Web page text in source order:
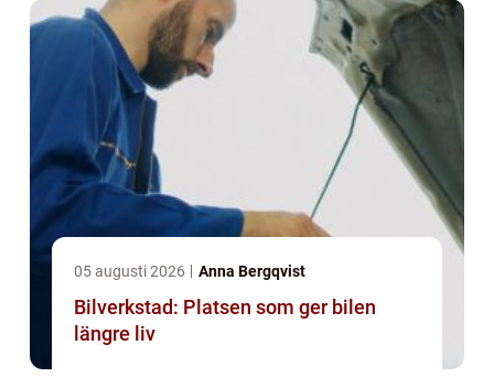
05 augusti 2026 Anna Bergqvist
Bilverkstad: Platsen som ger bilen
längre liv